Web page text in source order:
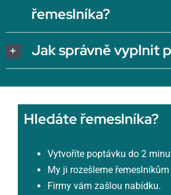
řemeslníka?
Jak správně vyplnit
Hledáte řemeslníka?
Vytvoříte poptávku do 2
My ji rozešleme
Firmy vám zašlou nabídku.